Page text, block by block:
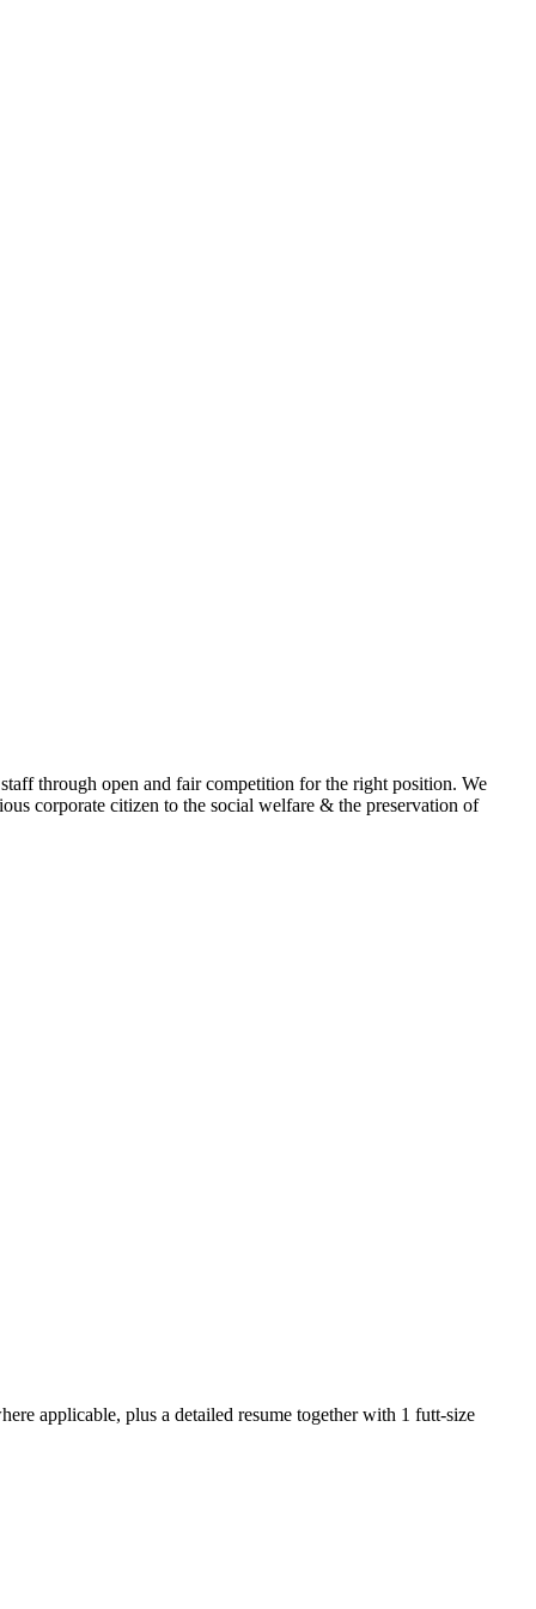
through open and fair competition for the right position. We
corporate citizen to the social welfare & the preservation of
applicable, plus a detailed resume together with 1 futt-size